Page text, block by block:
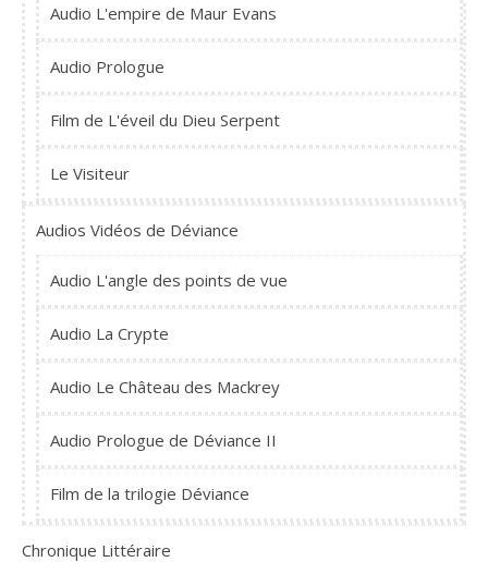
Audio L'empire de Maur Evans
Audio Prologue
Film de L'éveil du Dieu Serpent
Le Visiteur
Audios Vidéos de Déviance
Audio L'angle des points de vue
Audio La Crypte
Audio Le Château des Mackrey
Audio Prologue de Déviance II
Film de la trilogie Déviance
Chronique Littéraire